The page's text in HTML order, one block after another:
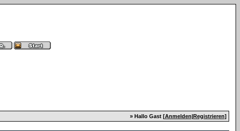
» Hallo Gast [Anmelden|Registrieren]